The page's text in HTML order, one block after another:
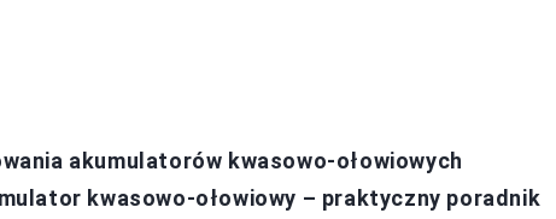
akumulatorów kwasowo-ołowiowych
kwasowo-ołowiowy – praktyczny poradnik